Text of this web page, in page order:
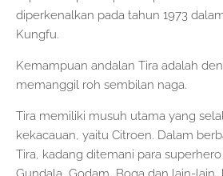
diperkenalkan pada tahun 1973
Kungfu.
Kemampuan andalan Tira adalah
memanggil roh sembilan naga.
Tira memiliki musuh utama yang
kekacauan, yaitu Citroen. Dalam
Tira, kadang ditemani para